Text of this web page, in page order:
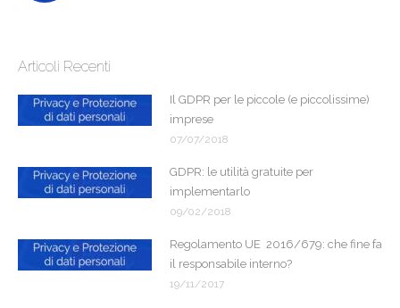
Articoli Recenti
Il GDPR per le piccole (e piccolissime)
imprese
07/07/2018
GDPR: le utilità gratuite per
implementarlo
09/02/2018
Regolamento UE 2016/679: che fine fa
il responsabile interno?
19/11/2017